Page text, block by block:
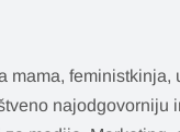
mama, feministkinja,